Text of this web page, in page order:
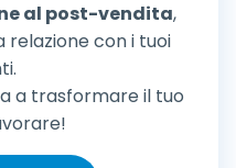
al post-vendita,
relazione con i tuoi
a trasformare il tuo